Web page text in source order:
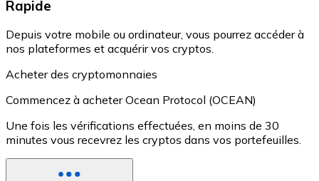
Rapide
Depuis votre mobile ou ordinateur, vous pourrez accéder à
nos plateformes et acquérir vos cryptos.
Acheter des cryptomonnaies
Commencez à acheter Ocean Protocol (OCEAN)
Une fois les vérifications effectuées, en moins de 30
minutes vous recevrez les cryptos dans vos portefeuilles.